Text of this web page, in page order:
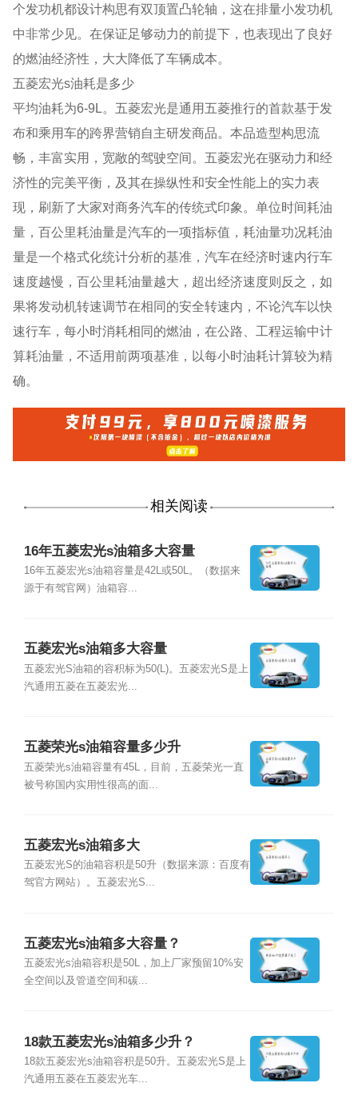
个发功机都设计构思有双顶置凸轮轴，这在排量小发功机
中非常少见。在保证足够动力的前提下，也表现出了良好
的燃油经济性，大大降低了车辆成本。
五菱宏光s油耗是多少
平均油耗为6-9L。五菱宏光是通用五菱推行的首款基于发
布和乘用车的跨界营销自主研发商品。本品造型构思流
畅，丰富实用，宽敞的驾驶空间。五菱宏光在驱动力和经
济性的完美平衡，及其在操纵性和安全性能上的实力表
现，刷新了大家对商务汽车的传统式印象。单位时间耗油
量，百公里耗油量是汽车的一项指标值，耗油量功况耗油
量是一个格式化统计分析的基准，汽车在经济时速内行车
速度越慢，百公里耗油量越大，超出经济速度则反之，如
果将发动机转速调节在相同的安全转速内，不论汽车以快
速行车，每小时消耗相同的燃油，在公路、工程运输中计
算耗油量，不适用前两项基准，以每小时油耗计算较为精
确。
相关阅读
16年五菱宏光s油箱多大容量
16年五菱宏光s油箱容量是42L或50L。（数据来
源于有驾官网）油箱容...
五菱宏光s油箱多大容量
五菱宏光S油箱的容积标为50(L)。五菱宏光S是上
汽通用五菱在五菱宏光...
五菱荣光s油箱容量多少升
五菱荣光s油箱容量有45L，目前，五菱荣光一直
被号称国内实用性很高的面...
五菱宏光s油箱多大
五菱宏光S的油箱容积是50升（数据来源：百度有
驾官方网站）。五菱宏光S...
五菱宏光s油箱多大容量？
五菱宏光s油箱容积是50L，加上厂家预留10%安
全空间以及管道空间和碳...
18款五菱宏光s油箱多少升？
18款五菱宏光s油箱容积是50升。五菱宏光S是上
汽通用五菱在五菱宏光车...